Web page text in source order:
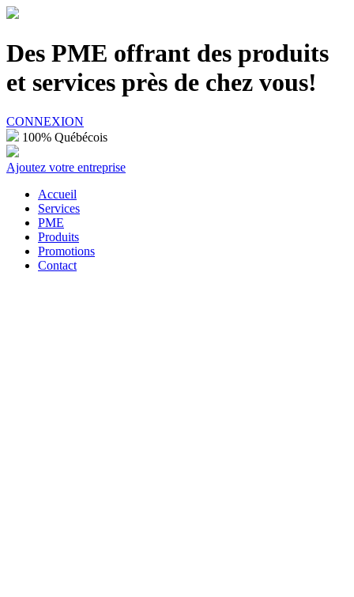
Des PME offrant des produits
et services près de chez vous!
CONNEXION
100% Québécois
Ajoutez votre entreprise
Accueil
Services
PME
Produits
Promotions
Contact